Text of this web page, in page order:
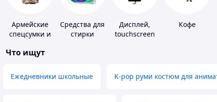
Армейские
спецсумки и
Средства для
стирки
Дисплей,
touchscreen
Кофе
Что ищут
Ежедневники школьные K-pop руми костюм для